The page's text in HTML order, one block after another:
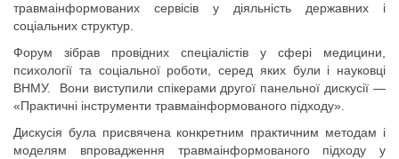
травмаінформованих сервісів у діяльність державних і
соціальних структур.
Форум зібрав провідних спеціалістів у сфері медицини,
психології та соціальної роботи, серед яких були і науковці
ВНМУ. Вони виступили спікерами другої панельної дискусії —
«Практичні інструменти травмаінформованого підходу».
Дискусія була присвячена конкретним практичним методам і
моделям впровадження травмаінформованого підходу у